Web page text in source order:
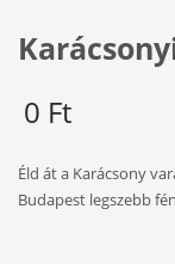
0 Ft
Éld át a Karácsony
Budapest legszebb